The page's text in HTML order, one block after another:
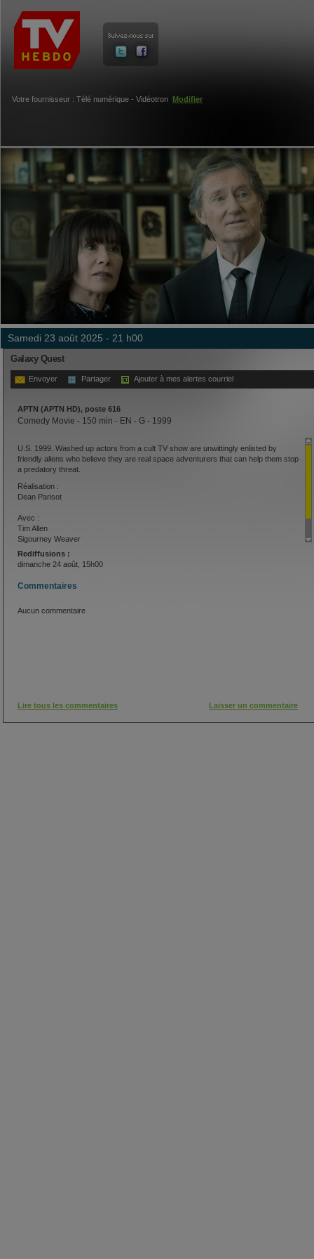
Votre fournisseur : Télé numérique - Vidéotron Modifier
samedi 23 août 2025 - 21 h00
Galaxy Quest
Envoyer Partager Ajouter à mes alertes courriel
APTN (APTN HD), poste 616
Comedy Movie - 150 min - EN - G - 1999
U.S. 1999. Washed up actors from a cult TV show are unwittingly enlisted by
friendly aliens who believe they are real space adventurers that can help them stop
a predatory threat.
Réalisation :
Dean Parisot
Avec :
Tim Allen
Sigourney Weaver
Alan Rickman
Rediffusions :
dimanche 24 août, 15h00
Commentaires
Aucun commentaire
Lire tous les commentaires Laisser un commentaire